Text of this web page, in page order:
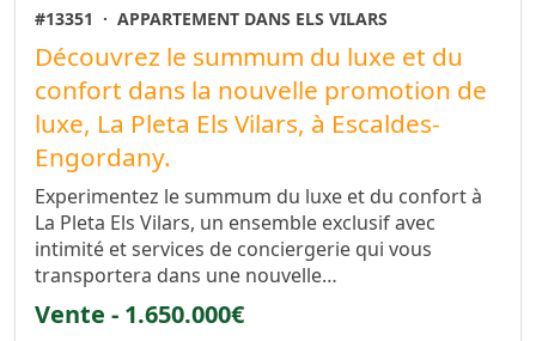
#13351 · APPARTEMENT DANS ELS VILARS
Découvrez le summum du luxe et du
confort dans la nouvelle promotion de
luxe, La Pleta Els Vilars, à Escaldes-
Engordany.
Experimentez le summum du luxe et du confort à
La Pleta Els Vilars, un ensemble exclusif avec
intimité et services de conciergerie qui vous
transportera dans une nouvelle…
Vente - 1.650.000€